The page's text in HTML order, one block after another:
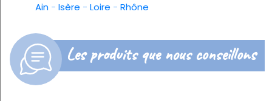
Ain - Isère - Loire - Rhône
Les produits que nous conseillons